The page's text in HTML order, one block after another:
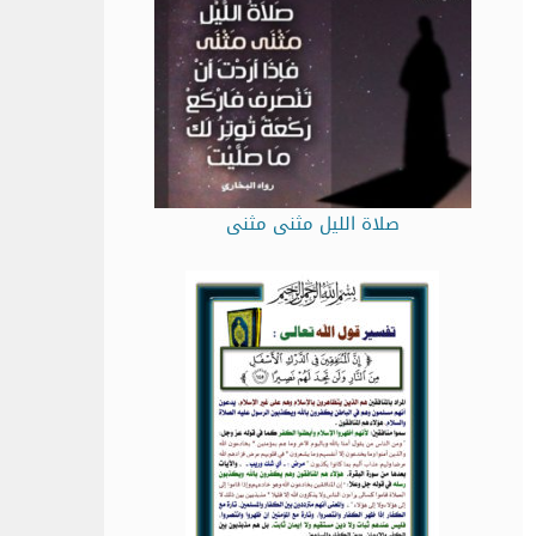
صلاة الليل مثنى مثنى